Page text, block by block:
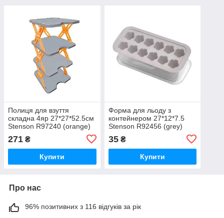
Полиця для взуття
складна 4яр 27*27*52.5см
Stenson R97240 (orange)
271 ₴
Купити
Форма для льоду з
контейнером 27*12*7.5
Stenson R92456 (grey)
35₴
Купити
Про нас
96% позитивних з 116 відгуків за рік